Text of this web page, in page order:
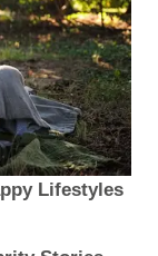
Lifestyles